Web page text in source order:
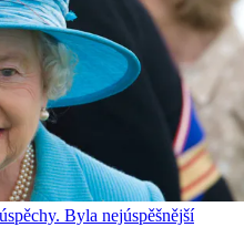
Byla nejúspěšnější